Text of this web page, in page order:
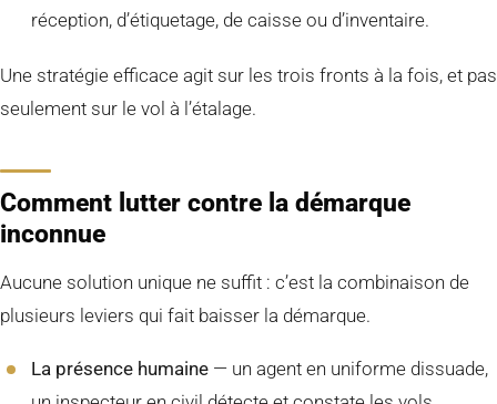
réception, d’étiquetage, de caisse ou d’inventaire.
Une stratégie efficace agit sur les trois fronts à la fois, et pas
seulement sur le vol à l’étalage.
Comment lutter contre la démarque
inconnue
Aucune solution unique ne suffit : c’est la combinaison de
plusieurs leviers qui fait baisser la démarque.
La présence humaine — un agent en uniforme dissuade,